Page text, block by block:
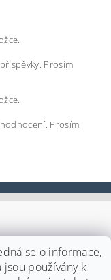
Prosím
Prosím
se o informace,
používány k